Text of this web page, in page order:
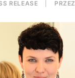
RELEASE PRZEZ